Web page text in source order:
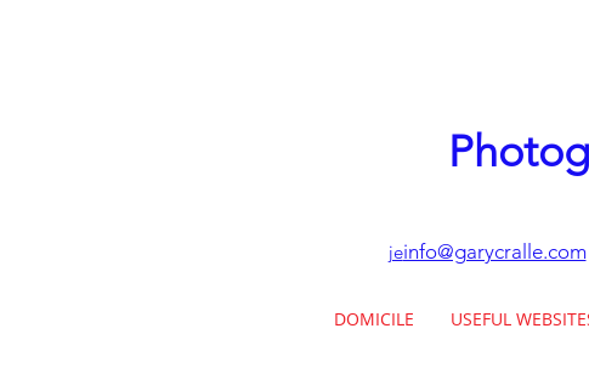
jeinfo@garycralle.com
DOMICILE USEFUL